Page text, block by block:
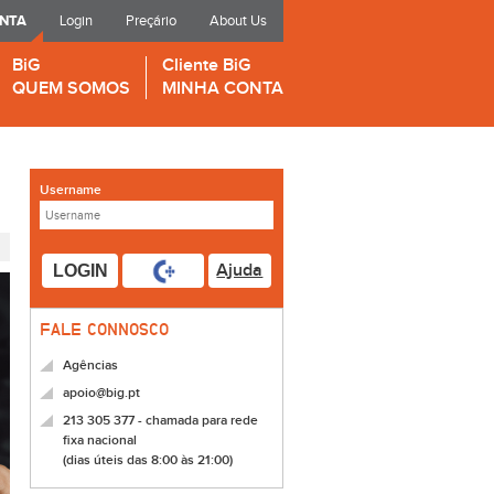
Login Preçário About Us
BiG
QUEM SOMOS
Cliente BiG
MINHA CONTA
Username
LOGIN Ajuda
FALE CONNOSCO
Agências
apoio@big.pt
213 305 377 - chamada para rede
fixa nacional
(dias úteis das 8:00 às 21:00)